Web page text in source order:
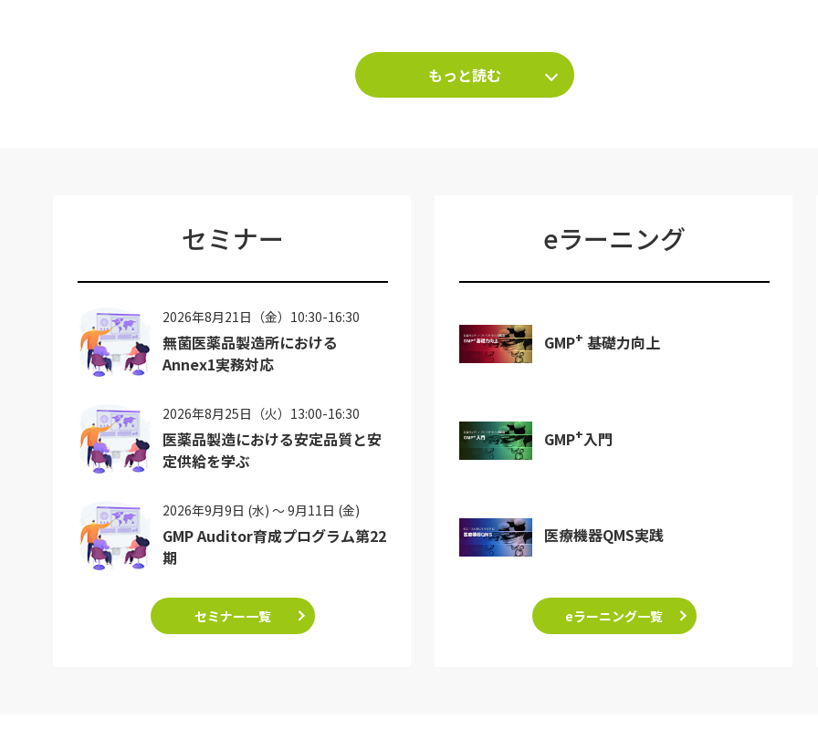
もっと読む
セミナー
2026年8月21日（金）10:30-16:30
無菌医薬品製造所における
Annex1実務対応
2026年8月25日（火）13:00-16:30
医薬品製造における安定品質と安
定供給を学ぶ
2026年9月9日 (水) ～ 9月11日 (金)
GMP Auditor育成プログラム第22
期
セミナー一覧
eラーニング
GMP+ 基礎力向上
GMP+入門
医療機器QMS実践
eラーニング一覧